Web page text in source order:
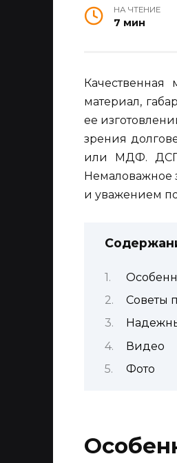
НА ЧТЕНИЕ
7 мин
материал,
ее
зрения
или МДФ. ДСП
Немаловажное
и уважением
Советы
Видео
Фото